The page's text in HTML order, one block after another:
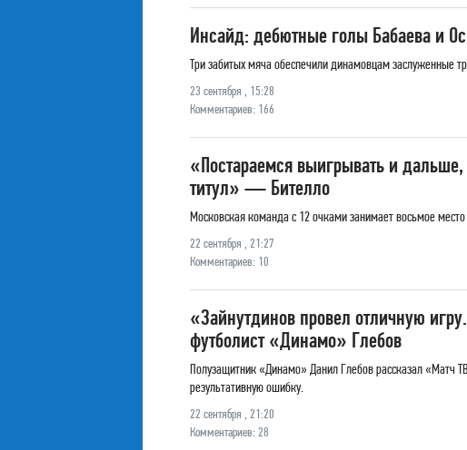
Инсайд: дебютные голы Бабаева и
Три забитых мяча обеспечили динамовцам заслуженные
23 сентября , 15:28
Комментариев: 166
«Постараемся выигрывать и
титул» — Бителло
Московская команда с 12 очками занимает восьмое
22 сентября , 21:27
Комментариев: 10
«Зайнутдинов провел отличную
футболист «Динамо» Глебов
Полузащитник «Динамо» Данил Глебов рассказал «Матч
результативную ошибку.
22 сентября , 21:20
Комментариев: 28